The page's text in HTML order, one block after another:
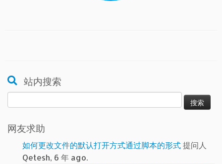
站内搜索
索：
网友求助
如何更改文件的默认打开方式通过脚本的形式提问人
Qetesh, 6 年 ago.